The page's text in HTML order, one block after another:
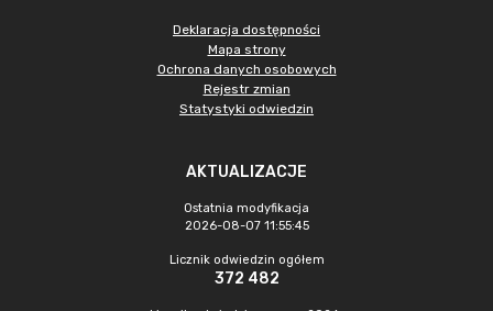
Deklaracja dostępności
Mapa strony
Ochrona danych osobowych
Rejestr zmian
Statystyki odwiedzin
AKTUALIZACJE
Ostatnia modyfikacja
2026-08-07 11:55:45
Licznik odwiedzin ogółem
372 482